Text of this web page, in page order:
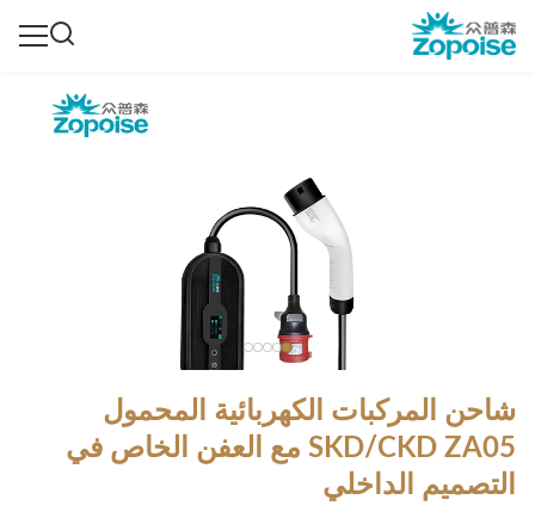
شاحن المركبات الكهربائية المحمول
SKD/CKD ZA05 مع العفن الخاص في
التصميم الداخلي